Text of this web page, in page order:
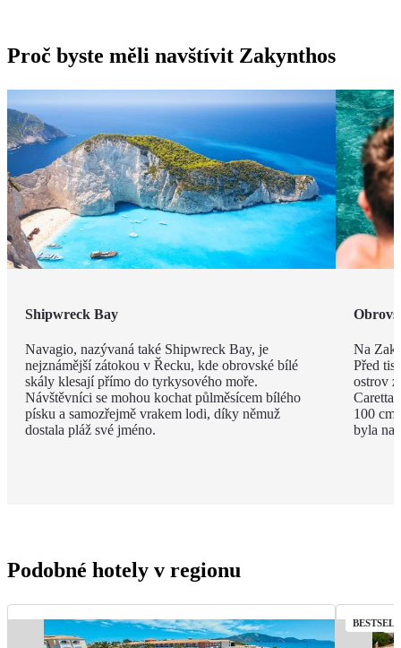
Proč byste měli navštívit Zakynthos
Shipwreck Bay
Navagio, nazývaná také Shipwreck Bay, je
nejznámější zátokou v Řecku, kde obrovské bílé
skály klesají přímo do tyrkysového moře.
Návštěvníci se mohou kochat půlměsícem bílého
písku a samozřejmě vrakem lodi, díky němuž
dostala pláž své jméno.
Na
Před
ostrov
Caretta
100 cm
byla na
Podobné hotely v regionu